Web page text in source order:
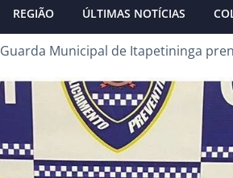
REGIÃO ÚLTIMAS NOTÍCIAS
Guarda Municipal de Itapetininga